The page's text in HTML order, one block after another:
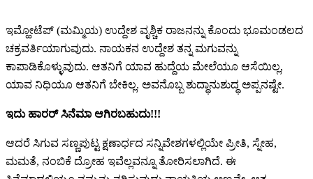
ಇಮ್ಹೋಟೆಪ್ (ಮಮ್ಮಿಯ) ಉದ್ದೇಶ ವೃಶ್ಚಿಕ ರಾಜನನ್ನು ಕೊಂದು ಭೂಮಂಡಲದ
ಚಕ್ರವರ್ತಿಯಾಗುವುದು. ನಾಯಕನ ಉದ್ದೇಶ ತನ್ನ ಮಗುವನ್ನು
ಕಾಪಾಡಿಕೊಳ್ಳುವುದು. ಆತನಿಗೆ ಯಾವ ಹುದ್ದೆಯ ಮೇಲೆಯೂ ಆಸೆಯಿಲ್ಲ,
ಯಾವ ನಿಧಿಯೂ ಆತನಿಗೆ ಬೇಕಿಲ್ಲ. ಅವನೊಬ್ಬ ಶುದ್ಧಾನುಶುದ್ಧ ಅಪ್ಪನಷ್ಟೇ.
ಇದು ಹಾರರ್ ಸಿನೆಮಾ ಆಗಿರಬಹುದು!!!
ಆದರೆ ಸಿಗುವ ಸಣ್ಣಪುಟ್ಟ ಕ್ಷಣಾರ್ಧದ ಸನ್ನಿವೇಶಗಳಲ್ಲಿಯೇ ಪ್ರೀತಿ, ಸ್ನೇಹ,
ಮಮತೆ, ನಂಬಿಕೆ ದ್ರೋಹ ಇವೆಲ್ಲವನ್ನೂ ತೋರಿಸಲಾಗಿದೆ.‌ ಈ